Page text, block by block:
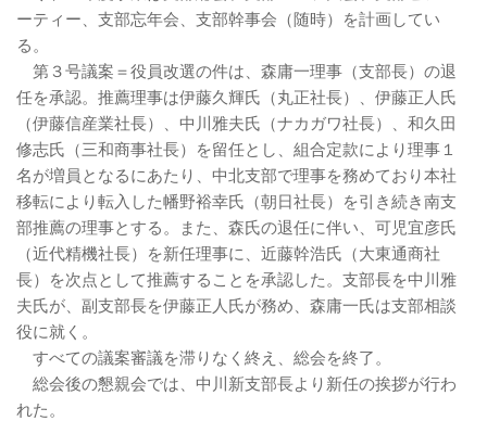
ーティー、支部忘年会、支部幹事会（随時）を計画してい
る。
第３号議案＝役員改選の件は、森庸一理事（支部長）の退
任を承認。推薦理事は伊藤久輝氏（丸正社長）、伊藤正人氏
（伊藤信産業社長）、中川雅夫氏（ナカガワ社長）、和久田
修志氏（三和商事社長）を留任とし、組合定款により理事１
名が増員となるにあたり、中北支部で理事を務めており本社
移転により転入した幡野裕幸氏（朝日社長）を引き続き南支
部推薦の理事とする。また、森氏の退任に伴い、可児宜彦氏
（近代精機社長）を新任理事に、近藤幹浩氏（大東通商社
長）を次点として推薦することを承認した。支部長を中川雅
夫氏が、副支部長を伊藤正人氏が務め、森庸一氏は支部相談
役に就く。
すべての議案審議を滞りなく終え、総会を終了。
総会後の懇親会では、中川新支部長より新任の挨拶が行わ
れた。